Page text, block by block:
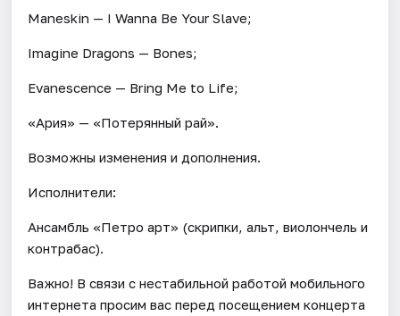
Maneskin — I Wanna Be Your Slave;
Imagine Dragons — Bones;
Evanescence — Bring Me to Life;
«Ария» — «Потерянный рай».
Возможны изменения и дополнения.
Исполнители:
Ансамбль «Петро арт» (скрипки, альт, виолончель и
контрабас).
Важно! В связи с нестабильной работой мобильного
интернета просим вас перед посещением концерта